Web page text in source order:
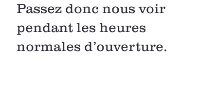
Passez donc nous voir
pendant les heures
normales d’ouverture.